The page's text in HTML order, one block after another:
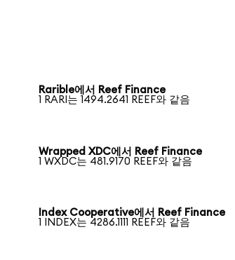
Rarible에서 Reef Finance
1 RARI는 1494.2641 REEF와 같음
Wrapped XDC에서 Reef Finance
1 WXDC는 481.9170 REEF와 같음
Index Cooperative에서 Reef Finance
1 INDEX는 4286.1111 REEF와 같음